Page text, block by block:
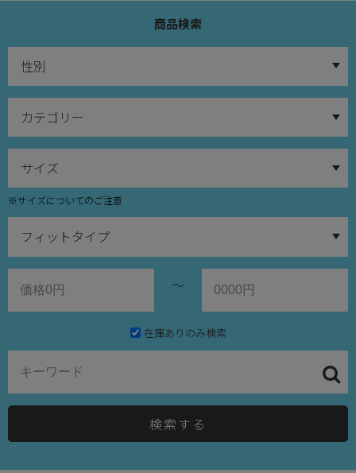
商品検索
※サイズについてのご注意
～
在庫ありのみ検索
検索する